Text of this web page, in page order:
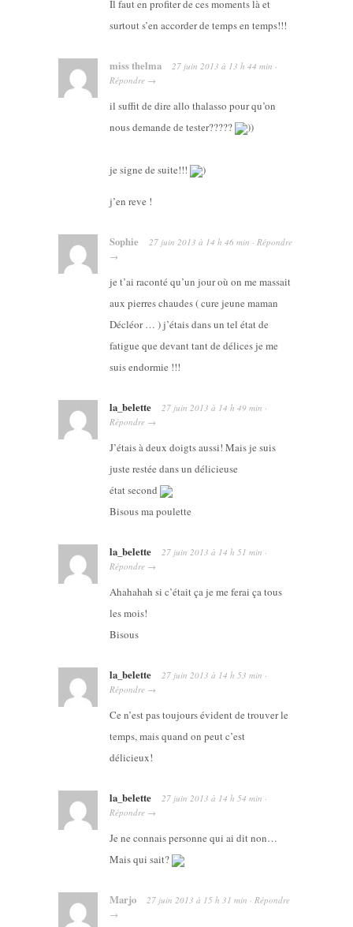
Il faut en profiter de ces moments là et
surtout s’en accorder de temps en temps!!!
miss thelma 27 juin 2013 à 13 h 44 min ·
Répondre →
il suffit de dire allo thalasso pour qu’on
nous demande de tester?????
))
je signe de suite!!! )
j’en reve !
Sophie 27 juin 2013 à 14 h 46 min · Répondre
→
je t’ai raconté qu’un jour où on me massait
aux pierres chaudes ( cure jeune maman
Décléor … ) j’étais dans un tel état de
fatigue que devant tant de délices je me
suis endormie !!!
la_belette 27 juin 2013 à 14 h 49 min ·
Répondre →
J’étais à deux doigts aussi! Mais je suis
juste restée dans un délicieuse
état second
Bisous ma poulette
la_belette 27 juin 2013 à 14 h 51 min ·
Répondre →
Ahahahah si c’était ça je me ferai ça tous
les mois!
Bisous
la_belette 27 juin 2013 à 14 h 53 min ·
Répondre →
Ce n’est pas toujours évident de trouver le
temps, mais quand on peut c’est
délicieux!
la_belette 27 juin 2013 à 14 h 54 min ·
Répondre →
Je ne connais personne qui ai dit non…
Mais qui sait?
Marjo 27 juin 2013 à 15 h 31 min · Répondre
→